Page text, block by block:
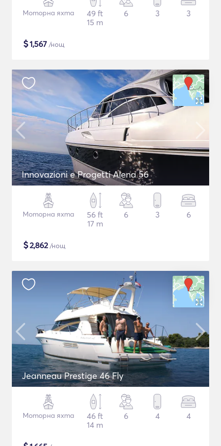
Моторна яхта
49 ft
15 m
6 3 3
$1,567 /нощ
Innovazioni e Progetti Alena 56
Моторна яхта
56 ft
17 m
6 3 6
$2,862/нощ
Jeanneau Prestige 46 Fly
Моторна яхта
46 ft
14 m
6 4 4